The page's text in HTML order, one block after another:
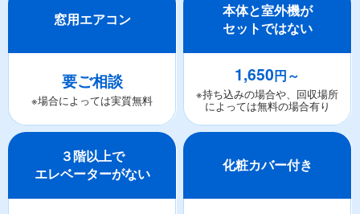
窓用エアコン
要ご相談
※場合によっては実質無料
本体と室外機が
セットではない
1,650円～
※持ち込みの場合や、回収場所
によっては無料の場合有り
３階以上で
エレベーターがない
化粧カバー付き